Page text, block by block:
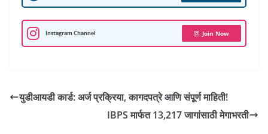
p
p
o
k
a
m
r I e
t
Instagram Channel Join Now
युडीआयडी कार्ड: अर्ज प्रक्रिया, कागदपत्रे आणि संपूर्ण माहिती!
IBPS मार्फत 13,217 जागांसाठी मेगाभरती